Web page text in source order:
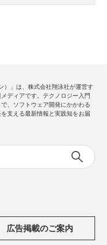
）」は、株式会社翔泳社が運営す
ディアです。テクノロジー入門
、ソフトウェア開発にかかわる
支える最新情報と実践知をお届
広告掲載のご案内